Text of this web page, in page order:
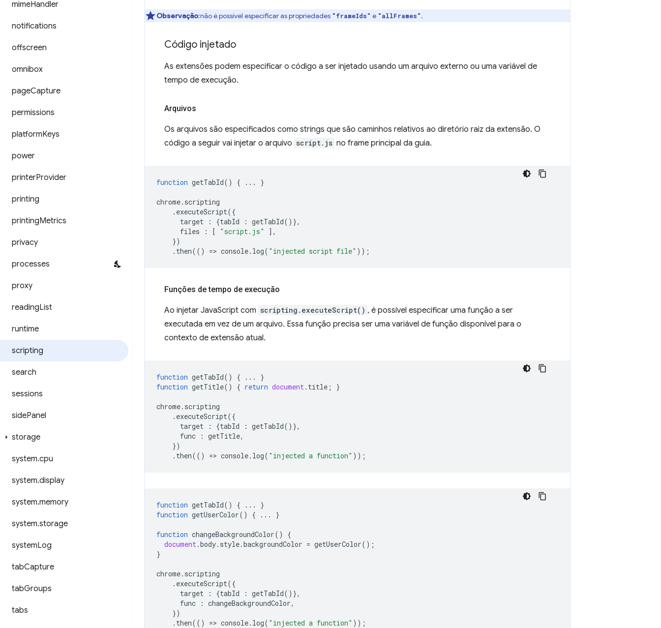
mimeHandler
notifications
offscreen
omnibox
pageCapture
permissions
platformKeys
power
printerProvider
printing
printingMetrics
privacy
processes
proxy
readingList
runtime
scripting
search
sessions
sidePanel
storage
system.cpu
system.display
system.memory
system.storage
systemLog
tabCapture
tabGroups
tabs
Observação:não é possível especificar as propriedades "frameIds" e "allFrames".
Código injetado
As extensões podem especificar o código a ser injetado usando um arquivo externo ou uma variável de
tempo de execução.
Arquivos
Os arquivos são especificados como strings que são caminhos relativos ao diretório raiz da extensão. O
código a seguir vai injetar o arquivo script.js no frame principal da guia.
function getTabId() { ... }
chrome. scripting
. executeScript({
target
: {tabId : getTabId()},
files
: [ "script.js"
],
})
. then(() => console. log( "injected script file" ));
Funções de tempo de execução
Ao injetar JavaScript com scripting.executeScript() , é possível especificar uma função a ser
executada em vez de um arquivo. Essa função precisa ser uma variável de função disponível para o
contexto de extensão atual.
function getTabId() { ...
}
function getTitle() { return document. title ; }
chrome. scripting
. executeScript({
target
: {tabId : getTabId()},
func
: getTitle,
})
. then(() => console. log( "injected a function" ));
function getTabId() { ...
}
function getUserColor() { ... }
function changeBackgroundColor()
{
document.body. style.backgroundColor = getUserColor();
}
chrome. scripting
. executeScript({
target
: {tabId : getTabId()},
func
: changeBackgroundColor,
})
. then(() => console. log( "injected a function" ));